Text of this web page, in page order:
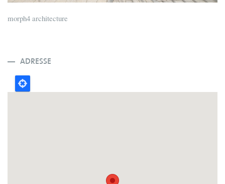
morph4 architecture
ADRESSE